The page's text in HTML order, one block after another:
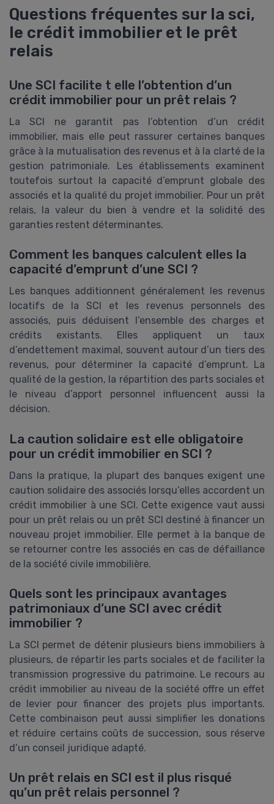
Questions fréquentes sur la sci,
le crédit immobilier et le prêt
relais
Une SCI facilite t elle l’obtention d’un
crédit immobilier pour un prêt relais ?
La SCI ne garantit pas l’obtention d’un crédit
immobilier, mais elle peut rassurer certaines banques
grâce à la mutualisation des revenus et à la clarté de la
gestion patrimoniale. Les établissements examinent
toutefois surtout la capacité d’emprunt globale des
associés et la qualité du projet immobilier. Pour un prêt
relais, la valeur du bien à vendre et la solidité des
garanties restent déterminantes.
Comment les banques calculent elles la
capacité d’emprunt d’une SCI ?
Les banques additionnent généralement les revenus
locatifs de la SCI et les revenus personnels des
associés, puis déduisent l’ensemble des charges et
crédits existants. Elles appliquent un taux
d’endettement maximal, souvent autour d’un tiers des
revenus, pour déterminer la capacité d’emprunt. La
qualité de la gestion, la répartition des parts sociales et
le niveau d’apport personnel influencent aussi la
décision.
La caution solidaire est elle obligatoire
pour un crédit immobilier en SCI ?
Dans la pratique, la plupart des banques exigent une
caution solidaire des associés lorsqu’elles accordent un
crédit immobilier à une SCI. Cette exigence vaut aussi
pour un prêt relais ou un prêt SCI destiné à financer un
nouveau projet immobilier. Elle permet à la banque de
se retourner contre les associés en cas de défaillance
de la société civile immobilière.
Quels sont les principaux avantages
patrimoniaux d’une SCI avec crédit
immobilier ?
La SCI permet de détenir plusieurs biens immobiliers à
plusieurs, de répartir les parts sociales et de faciliter la
transmission progressive du patrimoine. Le recours au
crédit immobilier au niveau de la société offre un effet
de levier pour financer des projets plus importants.
Cette combinaison peut aussi simplifier les donations
et réduire certains coûts de succession, sous réserve
d’un conseil juridique adapté.
Un prêt relais en SCI est il plus risqué
qu’un prêt relais personnel ?